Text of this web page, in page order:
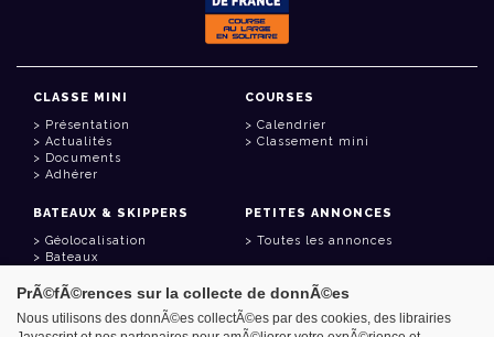
CLASSE MINI
Présentation
Actualités
Documents
Adhérer
COURSES
Calendrier
Classement mini
BATEAUX & SKIPPERS
Géolocalisation
Bateaux
PETITES ANNONCES
Toutes les annonces
LIENS UTILES
PrÃ©fÃ©rences sur la collecte de donnÃ©es
Nous utilisons des donnÃ©es collectÃ©es par des cookies, des librairies